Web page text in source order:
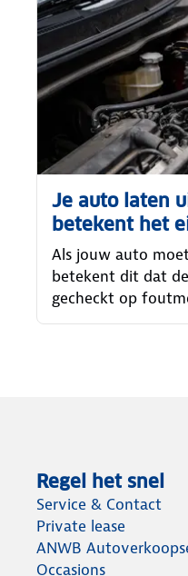
Je auto laten
betekent het
Als jouw auto
betekent dit dat
gecheckt op
Regel het snel
Service & Contact
Private lease
ANWB
Occasions